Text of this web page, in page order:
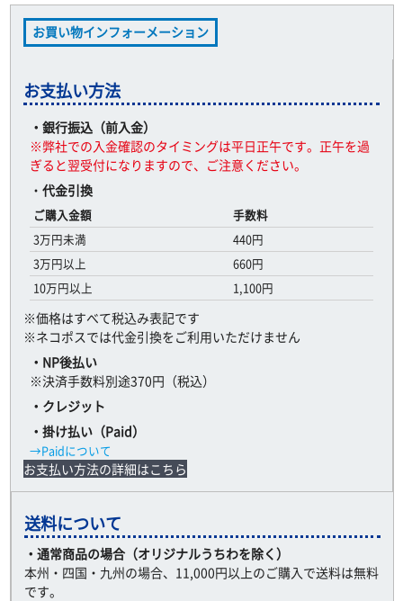
お買い物インフォーメーション
お支払い方法
・銀行振込（前入金）
※弊社での入金確認のタイミングは平日正午です。正午を過
ぎると翌受付になりますので、ご注意ください。
・ 代金引換
ご購入金額
手数料
3万円未満
440円
3万円以上
660円
10万円以上
1,100円
※価格はすべて税込み表記です
※ネコポスでは代金引換をご利用いただけません
・NP後払い
※決済手数料別途370円（税込）
・クレジット
・掛け払い（Paid）
→Paidについて
お支払い方法の詳細はこちら
送料について
・通常商品の場合（オリジナルうちわを除く）
本州・四国・九州の場合、11,000円以上のご購入で送料は無料
です。